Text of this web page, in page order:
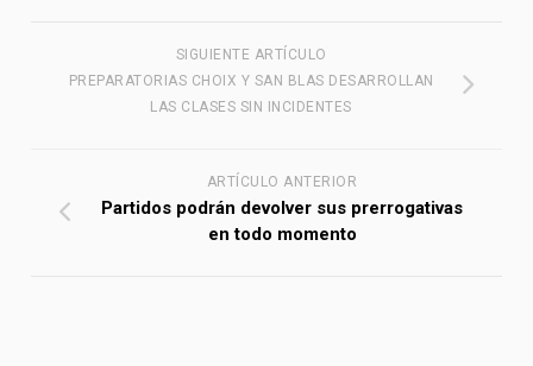
SIGUIENTE ARTÍCULO
PREPARATORIAS CHOIX Y SAN BLAS DESARROLLAN
LAS CLASES SIN INCIDENTES
ARTÍCULO ANTERIOR
Partidos podrán devolver sus prerrogativas
en todo momento